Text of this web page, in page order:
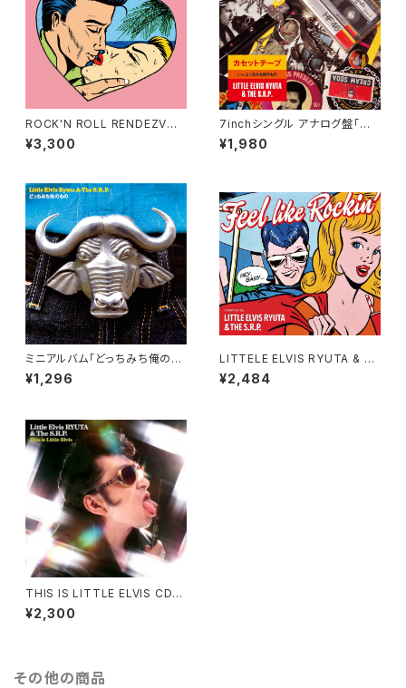
ROCK'N ROLL RENDEZVOU
S ロックンロール・ランデブー
12曲入りCD
¥3,300
7inchシングル アナログ盤「カ
セットテープ/どっちみち俺のも
の」
¥1,980
ミニアルバム「どっちみち俺のも
の」
¥1,296
LITTELE ELVIS RYUTA & T
HE S.R.P FEEL LIKE ROCKI
N’
¥2,484
THIS IS LITTLE ELVIS CD+
DVD
¥2,300
その他の商品